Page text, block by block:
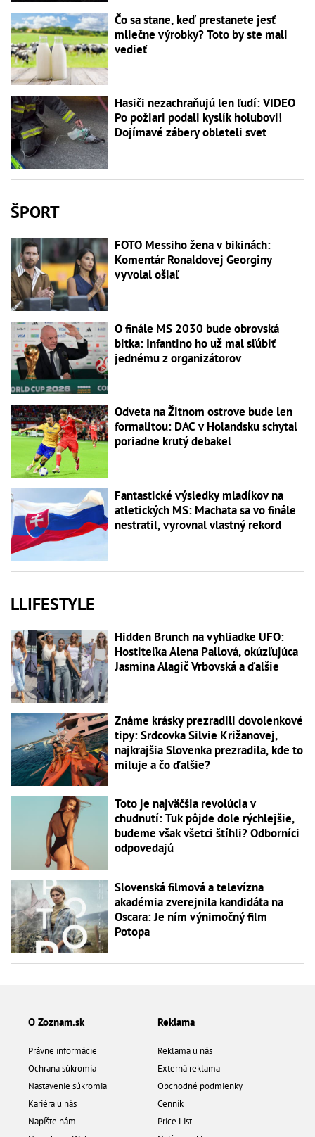
Čo sa stane, keď prestanete jesť
mliečne výrobky? Toto by ste mali
vedieť
Hasiči nezachraňujú len ľudí: VIDEO
Po požiari podali kyslík holubovi!
Dojímavé zábery obleteli svet
ŠPORT
FOTO Messiho žena v bikinách:
Komentár Ronaldovej Georginy
vyvolal ošiaľ
O finále MS 2030 bude obrovská
bitka: Infantino ho už mal sľúbiť
jednému z organizátorov
Odveta na Žitnom ostrove bude len
formalitou: DAC v Holandsku schytal
poriadne krutý debakel
Fantastické výsledky mladíkov na
atletických MS: Machata sa vo finále
nestratil, vyrovnal vlastný rekord
LLIFESTYLE
Hidden Brunch na vyhliadke UFO:
Hostiteľka Alena Pallová, okúzľujúca
Jasmina Alagič Vrbovská a ďalšie
Známe krásky prezradili dovolenkové
tipy: Srdcovka Silvie Križanovej,
najkrajšia Slovenka prezradila, kde to
miluje a čo ďalšie?
Toto je najväčšia revolúcia v
chudnutí: Tuk pôjde dole rýchlejšie,
budeme však všetci štíhli? Odborníci
odpovedajú
Slovenská filmová a televízna
akadémia zverejnila kandidáta na
Oscara: Je ním výnimočný film
Potopa
O Zoznam.sk
Právne informácie
Ochrana súkromia
Nastavenie súkromia
Kariéra u nás
Napíšte nám
Reklama
Reklama u nás
Externá reklama
Obchodné podmienky
Cenník
Price List